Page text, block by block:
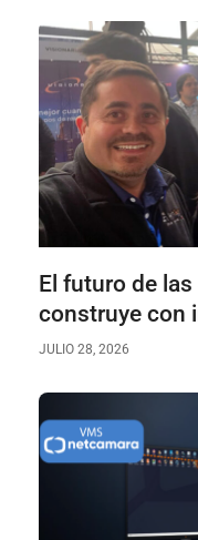
El futuro de
construye con
JULIO 28, 2026